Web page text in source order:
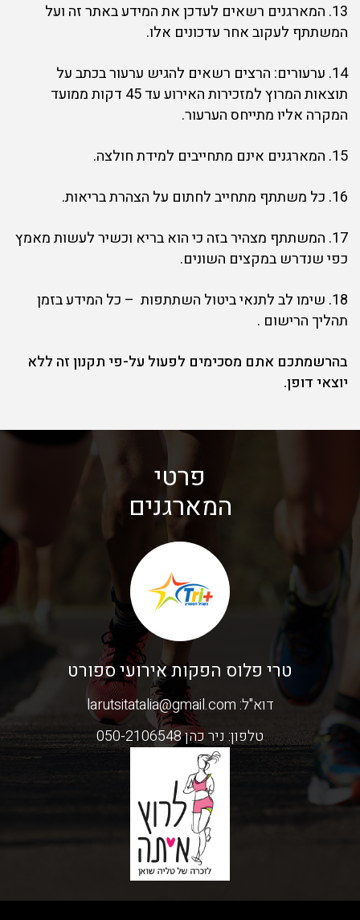
13. המארגנים רשאים לעדכן את המידע באתר זה ועל
המשתתף לעקוב אחר עדכונים אלו.
14. ערעורים: הרצים רשאים להגיש ערעור בכתב על
תוצאות המרוץ למזכירות האירוע עד 45 דקות ממועד
המקרה אליו מתייחס הערעור.
15. המארגנים אינם מתחייבים למידת חולצה.
16. כל משתתף מתחייב לחתום על הצהרת בריאות.
17. המשתתף מצהיר בזה כי הוא בריא וכשיר לעשות מאמץ
כפי שנדרש במקצים השונים.
18. שימו לב לתנאי ביטול השתתפות – כל המידע בזמן
תהליך הרישום .
בהרשמתכם אתם מסכימים לפעול על-פי תקנון זה ללא
יוצאי דופן.
פרטי
המארגנים
טרי פלוס הפקות אירועי ספורט
דוא"ל:larutsitatalia@gmail.com
טלפון: ניר כהן 050-2106548